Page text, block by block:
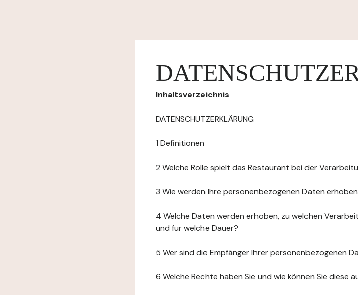
Inhaltsverzeichnis
DATENSCHUTZERKLÄRUNG
1 Definitionen
2 Welche Rolle spielt das Restaurant bei der
3 Wie werden Ihre personenbezogenen Daten
4 Welche Daten werden erhoben, zu welchen
und für welche Dauer?
5 Wer sind die Empfänger Ihrer personenbezogenen
6 Welche Rechte haben Sie und wie können Sie diese